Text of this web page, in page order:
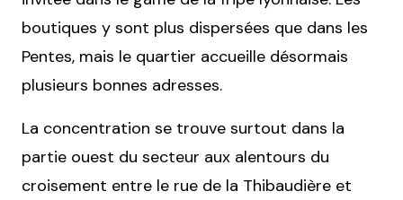
boutiques y sont plus dispersées que dans les
Pentes, mais le quartier accueille désormais
plusieurs bonnes adresses.
La concentration se trouve surtout dans la
partie ouest du secteur aux alentours du
croisement entre le rue de la Thibaudière et